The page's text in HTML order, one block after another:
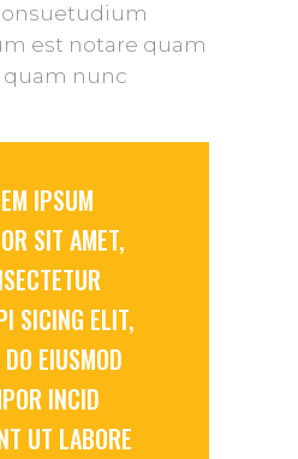
est notare quam
quam nunc
IPSUM
SIT AMET,
SICING ELIT,
EIUSMOD
INCID
UT LABORE